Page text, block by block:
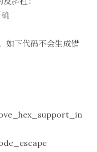
如下代码不会生成错